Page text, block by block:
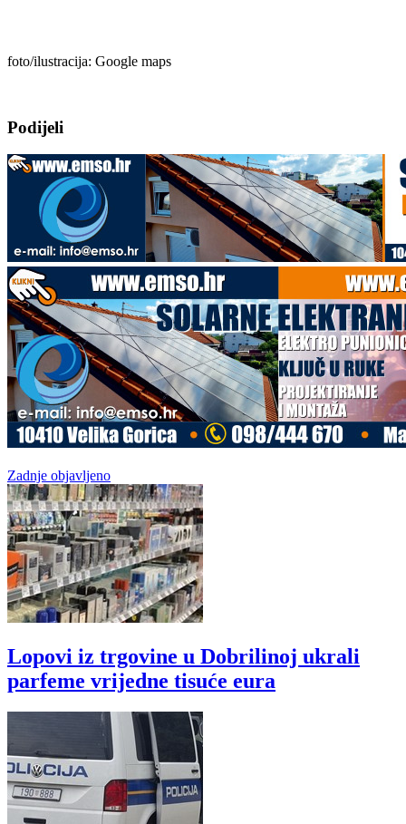
foto/ilustracija: Google maps
Podijeli
Zadnje objavljeno
Lopovi iz trgovine u Dobrilinoj ukrali
parfeme vrijedne tisuće eura